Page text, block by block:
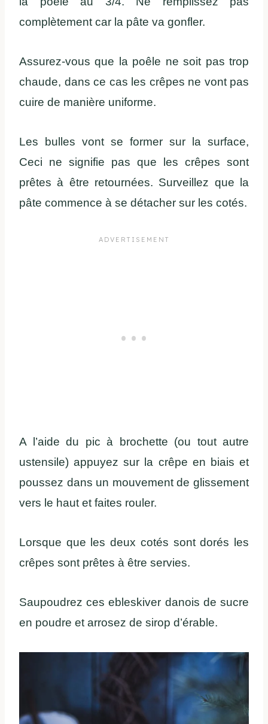
complètement car la pâte va gonfler.
Assurez-vous que la poêle ne soit pas trop
chaude, dans ce cas les crêpes ne vont pas
cuire de manière uniforme.
Les bulles vont se former sur la surface,
Ceci ne signifie pas que les crêpes sont
prêtes à être retournées. Surveillez que la
pâte commence à se détacher sur les cotés.
A l’aide du pic à brochette (ou tout autre
ustensile) appuyez sur la crêpe en biais et
poussez dans un mouvement de glissement
vers le haut et faites rouler.
Lorsque que les deux cotés sont dorés les
crêpes sont prêtes à être servies.
Saupoudrez ces ebleskiver danois de sucre
en poudre et arrosez de sirop d’érable.